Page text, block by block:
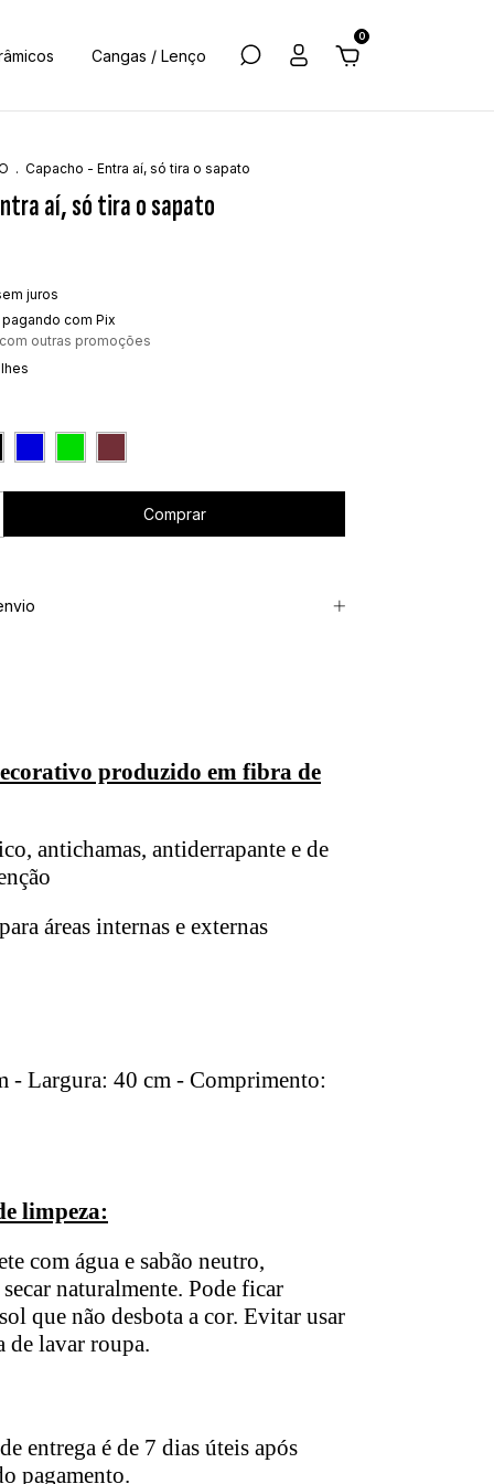
Cangas / Lenço
0
. Capacho - Entra aí, só tira o sapato
aí, só tira o sapato
juros
pagando com Pix
outras promoções
produzido em fibra de
antichamas, antiderrapante e de
áreas internas e externas
- Largura: 40 cm - Comprimento:
limpeza:
com água e sabão neutro,
naturalmente. Pode ficar
que não desbota a cor. Evitar usar
de lavar roupa.
entrega é de 7 dias úteis após
pagamento.